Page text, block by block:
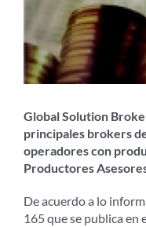
Global Solution
principales brokers
operadores con
Productores
De acuerdo a lo
165 que se publica en